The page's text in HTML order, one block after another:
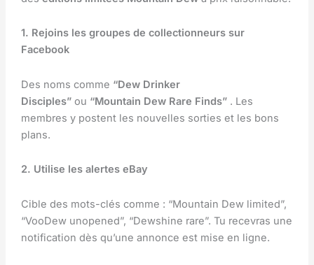
1. Rejoins les groupes de collectionneurs sur
Facebook
Des noms comme “Dew Drinker
Disciples”ou “Mountain Dew Rare Finds”. Les
membres y postent les nouvelles sorties et les bons
plans.
2. Utilise les alertes eBay
Cible des mots-clés comme : “Mountain Dew limited”,
“VooDew unopened”, “Dewshine rare”. Tu recevras une
notification dès qu’une annonce est mise en ligne.